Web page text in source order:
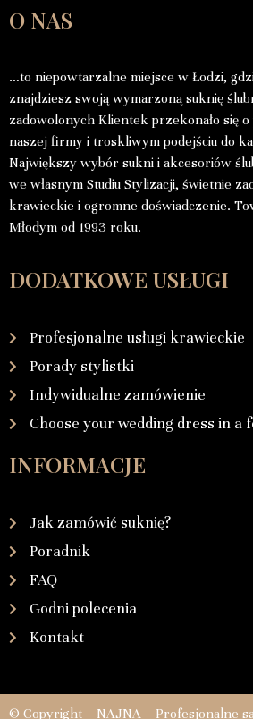
O NAS
…to niepowtarzalne miejsce w Łodzi,
znajdziesz swoją wymarzoną suknię
zadowolonych Klientek przekonało się
naszej firmy i troskliwym podejściu do
Największy wybór sukni i akcesoriów
we własnym Studiu Stylizacji, świetnie
krawieckie i ogromne doświadczenie.
Młodym od 1993 roku.
DODATKOWE USŁUGI
Profesjonalne usługi krawieckie
Porady stylistki
Indywidualne zamówienie
Choose your wedding dress in a
INFORMACJE
Jak zamówić suknię?
Poradnik
FAQ
Godni polecenia
Kontakt
© Copyright – NAJNA – Profesjonalne